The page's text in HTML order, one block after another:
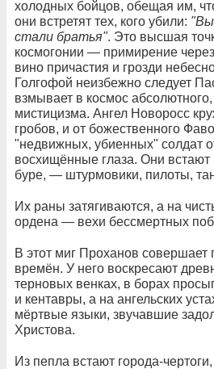
холодных бойцов, обещая им,
они встретят тех, кого убили: "Вы
стали братья". Это высшая
космогонии — примирение
вино причастия и грозди
Голгофой неизбежно следует
взмывает в космос абсолютного,
мистицизма. Ангел Новоросс
гробов, и от божественного
"недвижных, убиенных" солдат
восхищённые глаза. Они встают
буре, — штурмовики, пилоты,
Их раны затягиваются, а на
ордена — вехи бессмертных
В этот миг Проханов совершает
времён. У него воскресают
терновых венках, в борах
и кентавры, а на ангельских
мёртвые языки, звучавшие
Христова.
Из пепла встают города-